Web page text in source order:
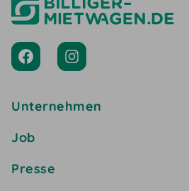
Unternehmen
Job
Presse